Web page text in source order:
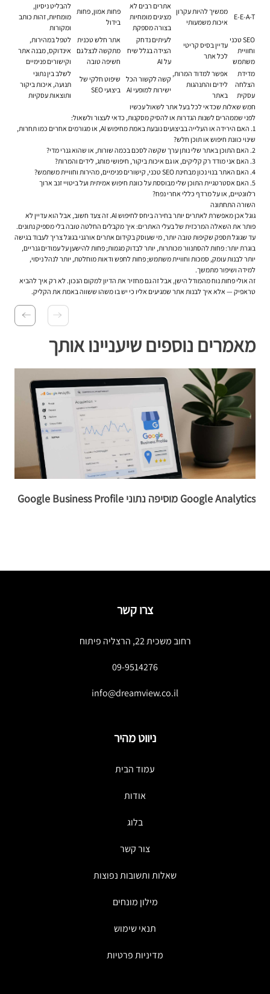
E-E-A-T
ממשיך להיות עקרון
איכות משמעותי
אתרים רבים לא
מציגים מומחיות
בצורה מספקת
פחות אמון, פחות
בידול
להבליט ניסיון,
מומחיות, זהות כותב
ומקורות
SEO טכני
וחוויית
משתמש
עדיין בסיס קריטי
לכל אתר
לעיתים נדחק
הצידה בגלל שיח
על AI
אתר חלש טכנית
מתקשה לנצל גם
חשיפה טובה
לטפל במהירות,
אינדוקס, מבנה אתר
וקישורים פנימיים
מדידת
הצלחה
עסקית
אפשר למדוד המרות,
לידים והתנהגות
באתר
קשה לקשור הכל
ישירות למופעי AI
שיפוט חלקי של
ביצועי SEO
לשלב בין נתוני
תנועה, איכות ביקור
ותוצאות עסקיות
חמש שאלות שכדאי לכל בעל אתר לשאול עכשיו
לפני שממהרים לשנות הגדרות או להסיק מסקנות, כדאי לעצור ולשאול:
האם הירידה או העלייה בביצועים נובעת באמת מחיפוש AI, או מגורמים אחרים כמו תחרות,
שינוי כוונת חיפוש או תוכן חלש?
האם התוכן באתר שלי נותן ערך שקשה לסכם בכמה שורות, או שהוא גנרי מדי?
האם אני מודד רק קליקים, או גם איכות ביקור, חיפושי מותג, לידים והמרות?
האם האתר בנוי נכון מבחינת SEO טכני, קישורים פנימיים, מהירות וחוויית משתמש?
האם אסטרטגיית התוכן שלי מבוססת על כוונת חיפוש אמיתית ועל ביטויי זנב ארוך
רלוונטיים, או על מרדף כללי אחרי נפח?
השורה התחתונה
גוגל אכן מאפשרת לאתרים יותר בחירה ביחס לחיפוש AI. זה צעד חשוב, אבל הוא עדיין לא
פותר את השאלה המרכזית של בעלי האתרים: איך מקבלים החלטה טובה בלי מספיק נתונים.
עד שגוגל תספק שקיפות טובה יותר, מי שעוסק בקידום אתרים אורגני בגוגל צריך לעבוד בגישה
בוגרת יותר: פחות להסתנוור מכותרות, יותר לבדוק מגמות; פחות להישען על עמודים גנריים,
יותר לבנות עומק, סמכות וחוויית משתמש; פחות לחפש ודאות מוחלטת, יותר לנהל ניסוי,
למידה ושיפור מתמשך.
זה אולי פחות נוח מהמודל הישן, אבל זה גם מחזיר את הדיון למקום הנכון. לא רק איך להביא
טראפיק — אלא איך לבנות אתר שמגיעים אליו כי יש בו משהו ששווה באמת את הקליק.
מאמרים נוספים שיעניינו אותך
Google Analytics מוסיפה נתוני Google Business Profile
צרו קשר
רחוב משכית 22, הרצליה פיתוח
09-9514276
info@dreamview.co.il
ניווט מהיר
עמוד הבית
אודות
בלוג
צור קשר
שאלות ותשובות נפוצות
מילון מונחים
תנאי שימוש
מדיניות פרטיות